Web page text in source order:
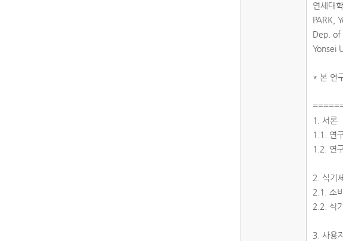
연세대
PARK,
Dep. of
Yonsei
* 본 연
1. 서론
1.1. 연
1.2. 연
2. 식기
2.1. 소
2.2. 식
3. 사용